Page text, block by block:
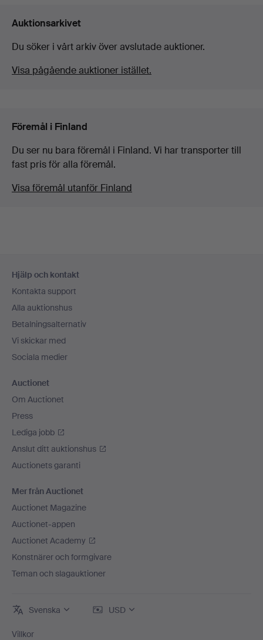
Auktionsarkivet
Du söker i vårt arkiv över avslutade auktioner.
Visa pågående auktioner istället.
Föremål i Finland
Du ser nu bara föremål i Finland. Vi har transporter till
fast pris för alla föremål.
Visa föremål utanför Finland
Hjälp och kontakt
Kontakta support
Alla auktionshus
Betalningsalternativ
Vi skickar med
Sociala medier
Auctionet
Om Auctionet
Press
Lediga jobb
Anslut ditt auktionshus
Auctionets garanti
Mer från Auctionet
Auctionet Magazine
Auctionet-appen
Auctionet Academy
Konstnärer och formgivare
Teman och slagauktioner
Svenska USD
Villkor